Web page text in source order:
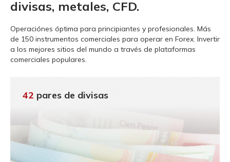
divisas, metales, CFD.
Operaciónes óptima para principiantes y profesionales. Más
de 150 instrumentos comerciales para operar en Forex. Invertir
a los mejores sitios del mundo a través de plataformas
comerciales populares.
42 pares de divisas